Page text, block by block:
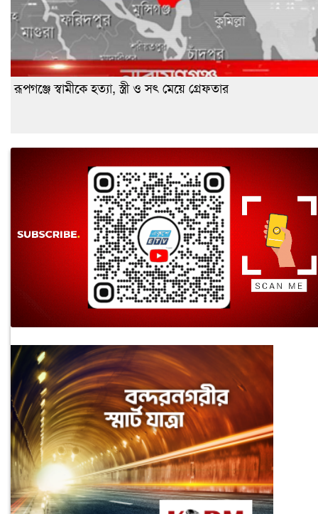
রূপগঞ্জে স্বামীকে হত্যা, স্ত্রী ও সৎ মেয়ে গ্রেফতার